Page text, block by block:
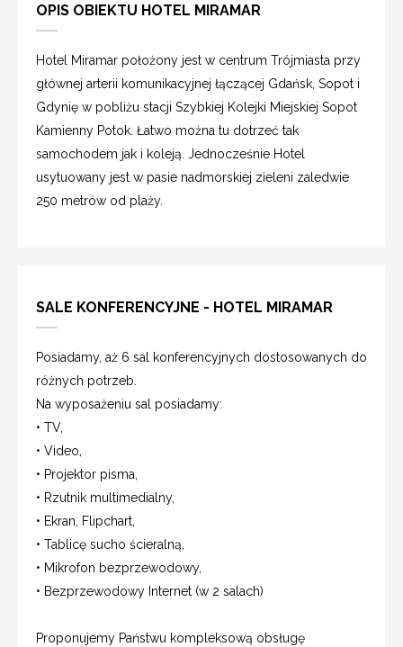
OPIS OBIEKTU HOTEL MIRAMAR
Hotel Miramar położony jest w centrum Trójmiasta przy
głównej arterii komunikacyjnej łączącej Gdańsk, Sopot i
Gdynię w pobliżu stacji Szybkiej Kolejki Miejskiej Sopot
Kamienny Potok. Łatwo można tu dotrzeć tak
samochodem jak i koleją. Jednocześnie Hotel
usytuowany jest w pasie nadmorskiej zieleni zaledwie
250 metrów od plaży.
SALE KONFERENCYJNE - HOTEL MIRAMAR
Posiadamy, aż 6 sal konferencyjnych dostosowanych do
różnych potrzeb.
Na wyposażeniu sal posiadamy:
• TV,
• Video,
• Projektor pisma,
• Rzutnik multimedialny,
• Ekran, Flipchart,
• Tablicę sucho ścieralną,
• Mikrofon bezprzewodowy,
• Bezprzewodowy Internet (w 2 salach)
Proponujemy Państwu kompleksową obsługę